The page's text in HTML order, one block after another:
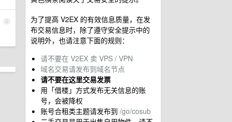
为了提高 V2EX 的有效信息质量，在发
布交易信息时，除了遵守安全提示中的
说明外，也请注意下面的规则：
请不要在 V2EX 卖 VPS / VPN
域名交易请发布到域名节点
请不要在这里交易发票
用「借楼」方式发布无关信息的账
号，会被降权
账号合租类主题请发布到 /go/cosub
2